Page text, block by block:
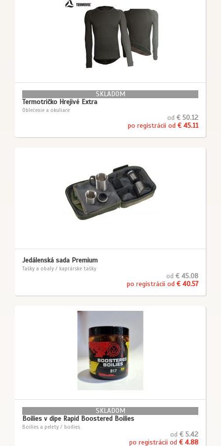
SKLADOM
Termotričko Hrejivé Extra
Oblečenie a okuliare
od € 50.12
po registrácii od € 45.11
Jedálenská sada Premium
Tašky a obaly / kaprárske tašky
od € 45.08
po registrácii od € 40.57
SKLADOM
Boilies v dipe Rapid Boostered Boilies
Boilies a pelety / boilies
od € 5.42
po registrácii od € 4.88